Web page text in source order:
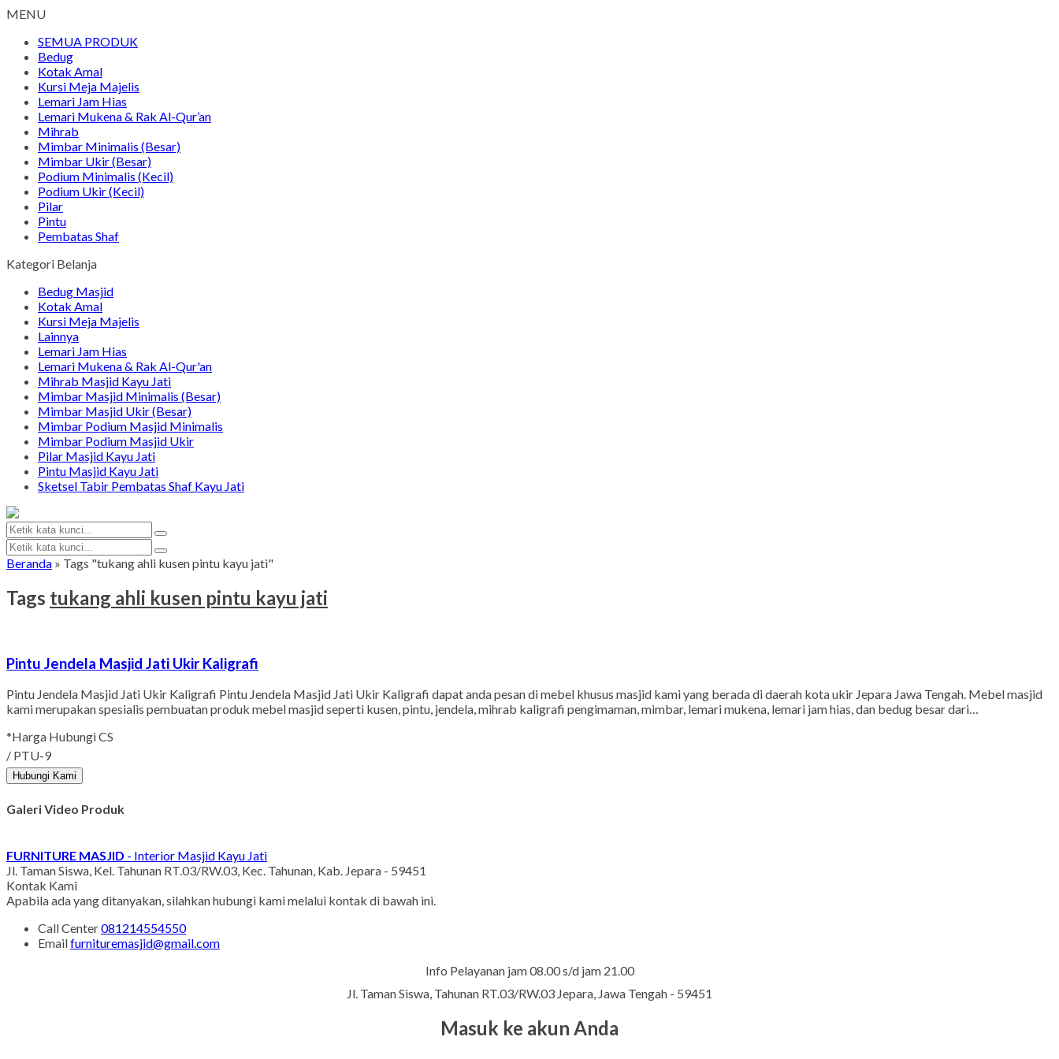
MENU
SEMUA PRODUK
Bedug
Kotak Amal
Kursi Meja Majelis
Lemari Jam Hias
Lemari Mukena & Rak Al-Qur’an
Mihrab
Mimbar Minimalis (Besar)
Mimbar Ukir (Besar)
Podium Minimalis (Kecil)
Podium Ukir (Kecil)
Pilar
Pintu
Pembatas Shaf
Kategori Belanja
Bedug Masjid
Kotak Amal
Kursi Meja Majelis
Lainnya
Lemari Jam Hias
Lemari Mukena & Rak Al-Qur'an
Mihrab Masjid Kayu Jati
Mimbar Masjid Minimalis (Besar)
Mimbar Masjid Ukir (Besar)
Mimbar Podium Masjid Minimalis
Mimbar Podium Masjid Ukir
Pilar Masjid Kayu Jati
Pintu Masjid Kayu Jati
Sketsel Tabir Pembatas Shaf Kayu Jati
Beranda » Tags "tukang ahli kusen pintu kayu jati"
Tags tukang ahli kusen pintu kayu jati
Pintu Jendela Masjid Jati Ukir Kaligrafi
Pintu Jendela Masjid Jati Ukir Kaligrafi Pintu Jendela Masjid Jati Ukir Kaligrafi dapat anda pesan di mebel khusus masjid kami yang berada di daerah kota ukir Jepara Jawa Tengah. Mebel masjid
kami merupakan spesialis pembuatan produk mebel masjid seperti kusen, pintu, jendela, mihrab kaligrafi pengimaman, mimbar, lemari mukena, lemari jam hias, dan bedug besar dari…
*Harga Hubungi CS
/ PTU-9
Hubungi Kami
Galeri Video Produk
FURNITURE MASJID - Interior Masjid Kayu Jati
Jl. Taman Siswa, Kel. Tahunan RT.03/RW.03, Kec. Tahunan, Kab. Jepara - 59451
Kontak Kami
Apabila ada yang ditanyakan, silahkan hubungi kami melalui kontak di bawah ini.
Call Center081214554550
Emailfurnituremasjid@gmail.com
Info Pelayanan jam 08.00 s/d jam 21.00
Jl. Taman Siswa, Tahunan RT.03/RW.03 Jepara, Jawa Tengah - 59451
Masuk ke akun Anda